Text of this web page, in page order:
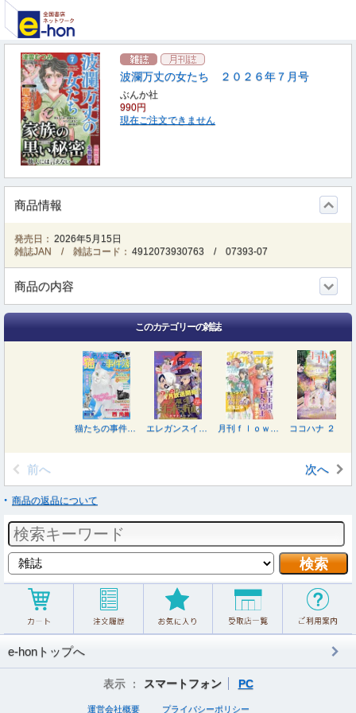
波瀾万丈の女たち ２０２６年７月号
ぶんか社
990円
現在ご注文できません
商品情報
発売日： 2026年5月15日
雑誌JAN / 雑誌コード： 4912073930763 /07393-07
商品の内容
このカテゴリーの雑誌
前へ 次へ
商品の返品について
e-honトップへ
表示 ： スマートフォン PC
運営会社概要 プライバシーポリシー